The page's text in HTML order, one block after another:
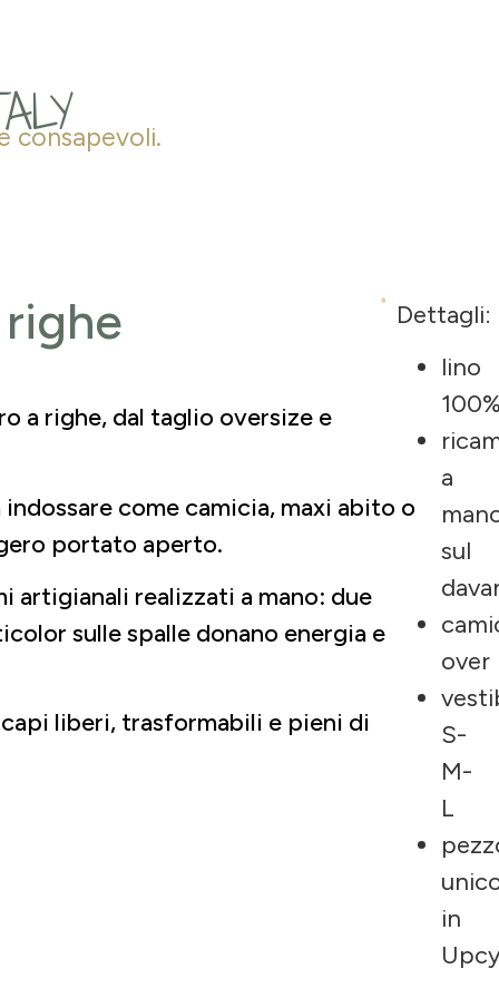
consapevoli.
a righe, dal taglio oversize e
come camicia, maxi abito o
portato aperto.
artigianali realizzati a mano: due
sulle spalle donano energia e
liberi, trasformabili e pieni di
Dettagli:
lino
a
sul
over
S-
M-
L
in